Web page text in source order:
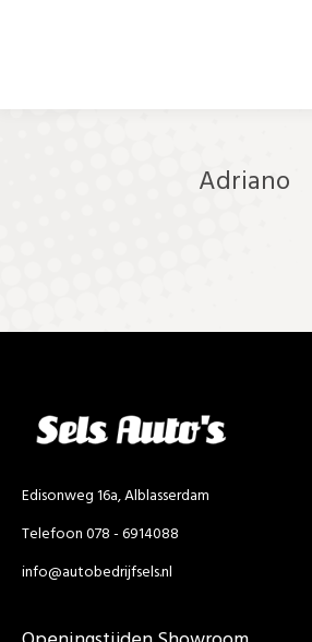
Adriano
Edisonweg 16a, Alblasserdam
Telefoon 078 - 6914088
info@autobedrijfsels.nl